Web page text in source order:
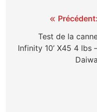
Navigation
l’article
Précédent:
Test de la
Infinity 10’ X45 4 lbs
Daiwa